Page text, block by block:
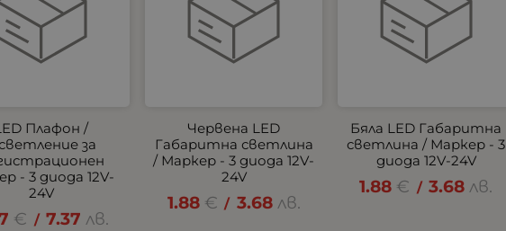
Плафон /
за
- 3 диода 12V-
24V
€ / 7.37 лв.
Червена LED
Габаритна светлина
/ Маркер - 3 диода 12V-
24V
1.88 € / 3.68 лв.
Бяла LED Габаритна
светлина / Маркер - 3
диода 12V-24V
1.88 € / 3.68 лв.